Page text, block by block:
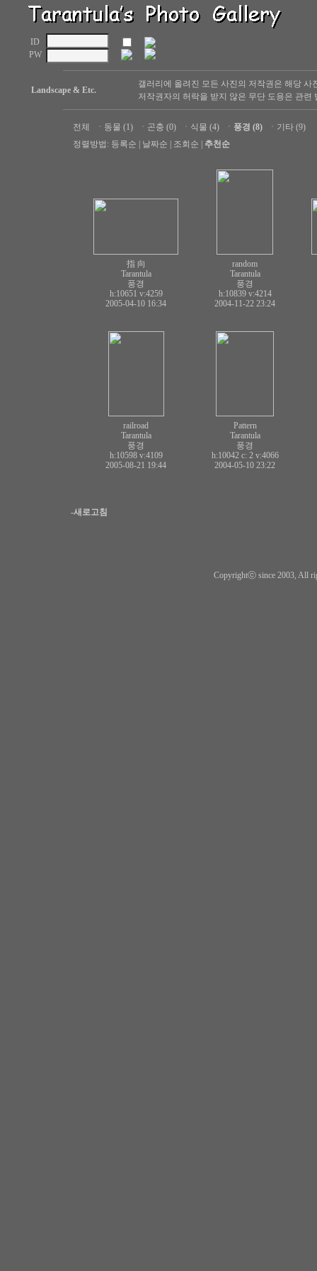
ID
PW
Landscape & Etc.
갤러리에 올려진 모든 사진의 저작권은 해당 사
저작권자의 허락을 받지 않은 무단 도용은 관련
전체 ㆍ 동물 (1) ㆍ 곤충 (0) ㆍ 식물 (4) ㆍ 풍경 (8) ㆍ 기타 (9)
정렬방법: 등록순 날짜순 조회순 추천순
指 向
Tarantula
풍경
h:10651 v:4259
2005-04-10 16:34
random
Tarantula
풍경
h:10839 v:4214
2004-11-22 23:24
railroad
Tarantula
풍경
h:10598 v:4109
2005-08-21 19:44
Pattern
Tarantula
풍경
h:10042 c: 2 v:4066
2004-05-10 23:22
-새로고침
Copyrightⓒ since 2003, All